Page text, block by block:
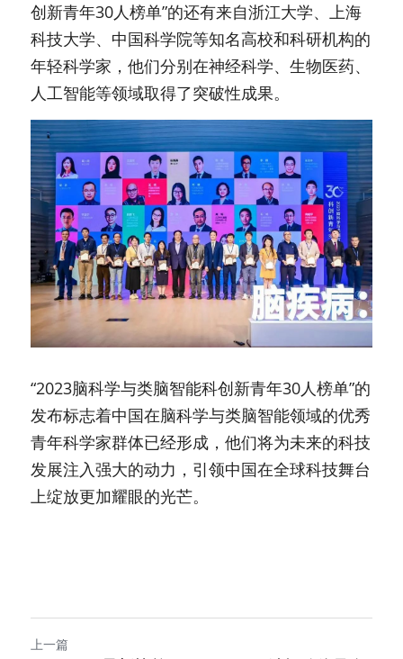
创新青年30人榜单”的还有来自浙江大学、上海
科技大学、中国科学院等知名高校和科研机构的
年轻科学家，他们分别在神经科学、生物医药、
人工智能等领域取得了突破性成果。
“2023脑科学与类脑智能科创新青年30人榜单”的
发布标志着中国在脑科学与类脑智能领域的优秀
青年科学家群体已经形成，他们将为未来的科技
发展注入强大的动力，引领中国在全球科技舞台
上绽放更加耀眼的光芒。
上一篇